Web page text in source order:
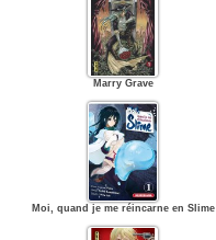
Marry Grave
Moi, quand je me réincarne en Slime